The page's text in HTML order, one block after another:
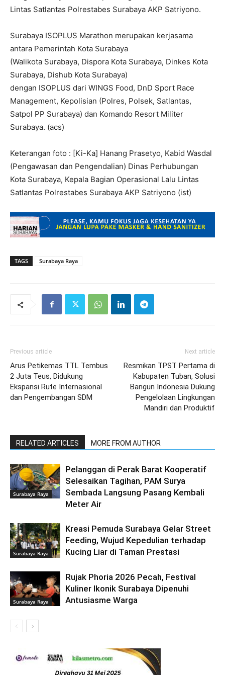
Lintas Satlantas Polrestabes Surabaya AKP Satriyono.
Surabaya ISOPLUS Marathon merupakan kerjasama
antara Pemerintah Kota Surabaya
(Walikota Surabaya, Dispora Kota Surabaya, Dinkes Kota
Surabaya, Dishub Kota Surabaya)
dengan ISOPLUS dari WINGS Food, DnD Sport Race
Management, Kepolisian (Polres, Polsek, Satlantas,
Satpol PP Surabaya) dan Komando Resort Militer
Surabaya. (acs)
Keterangan foto : [Ki-Ka] Hanang Prasetyo, Kabid Wasdal
(Pengawasan dan Pengendalian) Dinas Perhubungan
Kota Surabaya, Kepala Bagian Operasional Lalu Lintas
Satlantas Polrestabes Surabaya AKP Satriyono (ist)
TAGS Surabaya Raya
Previous article
Arus Petikemas TTL Tembus
2 Juta Teus, Didukung
Ekspansi Rute Internasional
dan Pengembangan SDM
Next article
Resmikan TPST Pertama di
Kabupaten Tuban, Solusi
Bangun Indonesia Dukung
Pengelolaan Lingkungan
Mandiri dan Produktif
RELATED ARTICLES MORE FROM AUTHOR
Surabaya Raya
Pelanggan di Perak Barat Kooperatif
Selesaikan Tagihan, PAM Surya
Sembada Langsung Pasang Kembali
Meter Air
Surabaya Raya
Kreasi Pemuda Surabaya Gelar Street
Feeding, Wujud Kepedulian terhadap
Kucing Liar di Taman Prestasi
Surabaya Raya
Rujak Phoria 2026 Pecah, Festival
Kuliner Ikonik Surabaya Dipenuhi
Antusiasme Warga